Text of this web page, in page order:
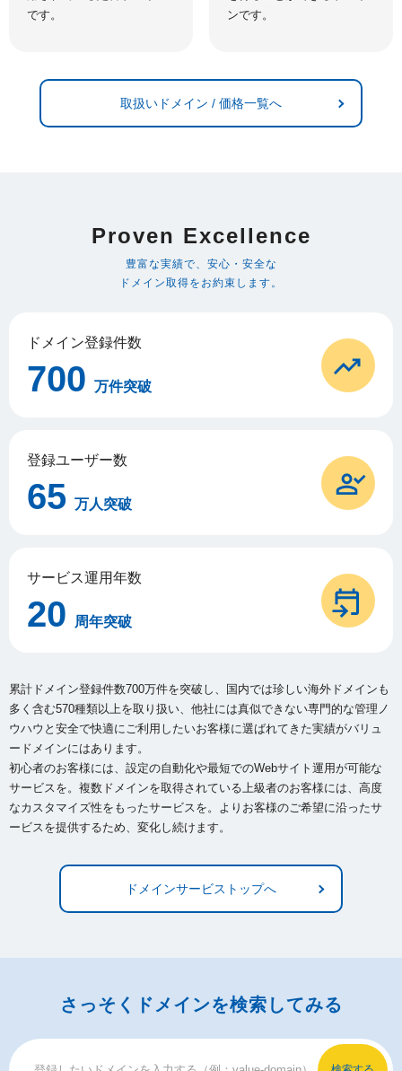
です。
ンです。
取扱いドメイン / 価格一覧へ
Proven Excellence
豊富な実績で、安心・安全な
ドメイン取得をお約束します。
ドメイン登録件数
700 万件突破
登録ユーザー数
65 万人突破
サービス運用年数
20 周年突破
累計ドメイン登録件数700万件を突破し、国内では珍しい海外ドメインも
多く含む570種類以上を取り扱い、 他社には真似できない専門的な管理ノ
ウハウと安全で快適にご利用したいお客様に選ばれてきた実績がバリュ
ードメインにはあります。
初心者のお客様には、設定の自動化や最短でのWebサイト運用が可能な
サービスを。複数ドメインを取得されている上級者のお客様には、 高度
なカスタマイズ性をもったサービスを。よりお客様のご希望に沿ったサ
ービスを提供するため、変化し続けます。
ドメインサービストップへ
さっそくドメインを検索してみる